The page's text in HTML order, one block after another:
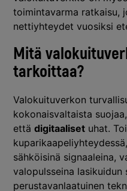
toimintavarma ratkaisu,
nettiyhteydet vuosiksi
Mitä
tarkoittaa?
Valokuituverkon
kokonaisvaltaista
ettädigitaaliset uhat.
sähköisinä signaaleina,
valopulsseina lasikuidun
perustavanlaatuinen